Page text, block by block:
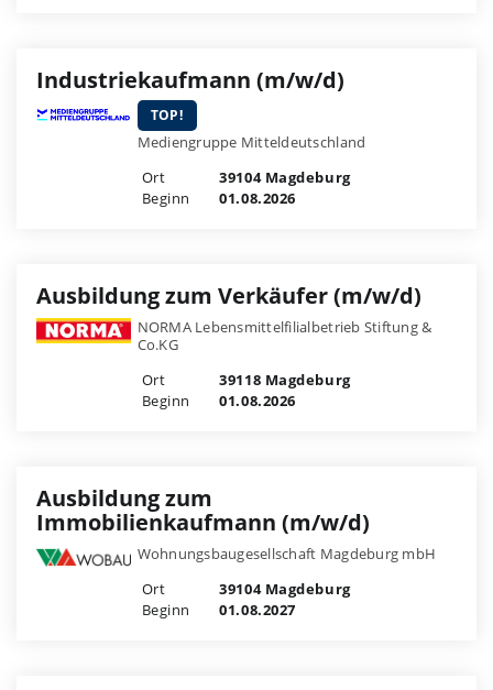
Industriekaufmann (m/w/d)
TOP!
Mediengruppe Mitteldeutschland
Ort
39104 Magdeburg
Beginn
01.08.2026
Ausbildung zum Verkäufer (m/w/d)
NORMA Lebensmittelfilialbetrieb Stiftung &
Co.KG
Ort
39118 Magdeburg
Beginn
01.08.2026
Ausbildung zum
Immobilienkaufmann (m/w/d)
Wohnungsbaugesellschaft Magdeburg mbH
Ort
39104 Magdeburg
Beginn
01.08.2027